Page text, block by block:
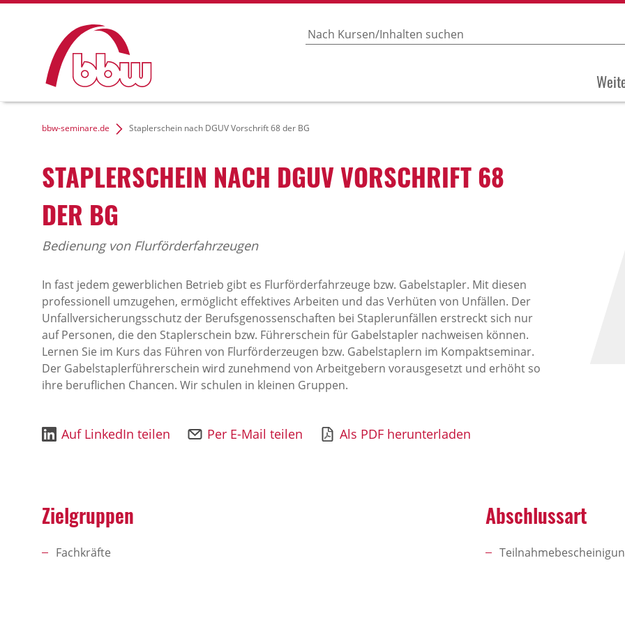
bbw-seminare.de Staplerschein nach DGUV Vorschrift 68 der BG
STAPLERSCHEIN NACH DGUV VORSCHRIFT 68
DER BG
Bedienung von Flurförderfahrzeugen
In fast jedem gewerblichen Betrieb gibt es Flurförderfahrzeuge bzw. Gabelstapler. Mit diesen
professionell umzugehen, ermöglicht effektives Arbeiten und das Verhüten von Unfällen. Der
Unfallversicherungsschutz der Berufsgenossenschaften bei Staplerunfällen erstreckt sich nur
auf Personen, die den Staplerschein bzw. Führerschein für Gabelstapler nachweisen können.
Lernen Sie im Kurs das Führen von Flurförderzeugen bzw. Gabelstaplern im Kompaktseminar.
Der Gabelstaplerführerschein wird zunehmend von Arbeitgebern vorausgesetzt und erhöht so
ihre beruflichen Chancen. Wir schulen in kleinen Gruppen.
Auf LinkedIn teilen Per E-Mail teilen Als PDF herunterladen
Zielgruppen
Fachkräfte
Abschlussart